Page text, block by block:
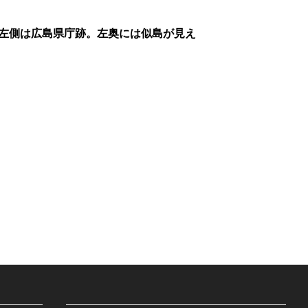
側は広島県庁跡。左奥には似島が見え